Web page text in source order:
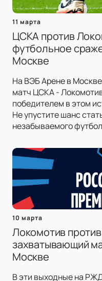
11 марта
ЦСКА против
футбольное
Москве
На ВЭБ Арене в
матч ЦСКА -
победителем в этом
Не упустите шанс
незабываемого
10 марта
Локомотив
захватывающий
Москве
В эти выходные на